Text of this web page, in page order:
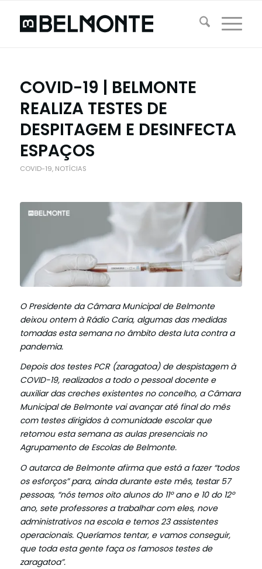
COVID-19 | BELMONTE
REALIZA TESTES DE
DESPITAGEM E DESINFECTA
ESPAÇOS
COVID-19, NOTÍCIAS
O Presidente da Câmara Municipal de Belmonte
deixou ontem à Rádio Caria, algumas das medidas
tomadas esta semana no âmbito desta luta contra a
pandemia.
Depois dos testes PCR (zaragatoa) de despistagem à
COVID-19, realizados a todo o pessoal docente e
auxiliar das creches existentes no concelho, a Câmara
Municipal de Belmonte vai avançar até final do mês
com testes dirigidos à comunidade escolar que
retomou esta semana as aulas presenciais no
Agrupamento de Escolas de Belmonte.
O autarca de Belmonte afirma que está a fazer “todos
os esforços” para, ainda durante este mês, testar 57
pessoas, “nós temos oito alunos do 11º ano e 10 do 12º
ano, sete professores a trabalhar com eles, nove
administrativos na escola e temos 23 assistentes
operacionais. Queríamos tentar, e vamos conseguir,
que toda esta gente faça os famosos testes de
zaragatoa”.